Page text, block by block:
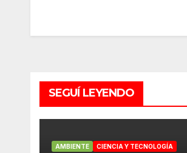
SEGUÍ LEYENDO
AMBIENTE CIENCIA Y TECNOLOGÍA